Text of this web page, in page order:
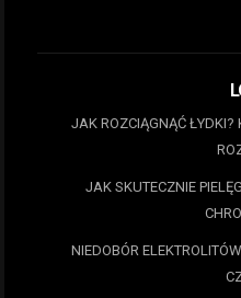
JAK ROZCIĄGNĄĆ
JAK SKUTECZNIE
NIEDOBÓR